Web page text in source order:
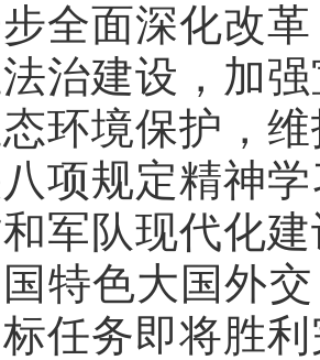
全面深化改
治建设，加
环境保护，
项规定精神
军队现代化
特色大国外
任务即将胜